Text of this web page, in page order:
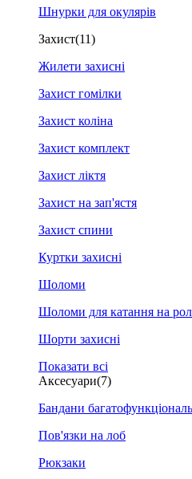
Шнурки для окулярів
Захист(11)
Жилети захисні
Захист гомілки
Захист коліна
Захист комплект
Захист ліктя
Захист на зап'ястя
Захист спини
Куртки захисні
Шоломи
Шоломи для катання на
Шорти захисні
Показати всі
Аксесуари(7)
Бандани
Пов'язки на лоб
Рюкзаки